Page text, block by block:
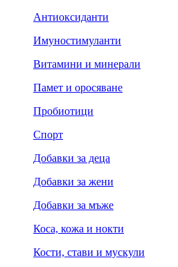
Антиоксиданти
Имуностимуланти
Витамини и минерали
Памет и оросяване
Пробиотици
Спорт
Добавки за деца
Добавки за жени
Добавки за мъже
Коса, кожа и нокти
Кости, стави и мускули